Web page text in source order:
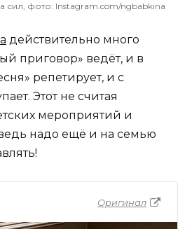
сил, фото: Instagram.com/ngbabkina
действительно много
приговор» ведёт, и в
репетирует, и с
Этот не считая
мероприятий и
надо ещё и на семью
Оригинал